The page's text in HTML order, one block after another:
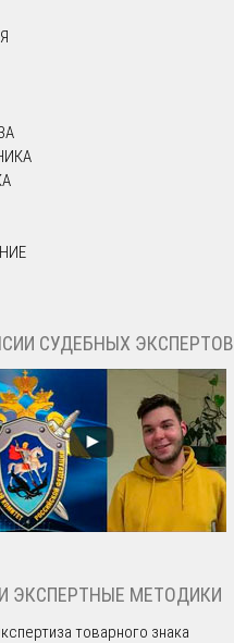
СУДЕБНЫХ ЭКСПЕРТОВ
ЭКСПЕРТНЫЕ МЕТОДИКИ
товарного знака